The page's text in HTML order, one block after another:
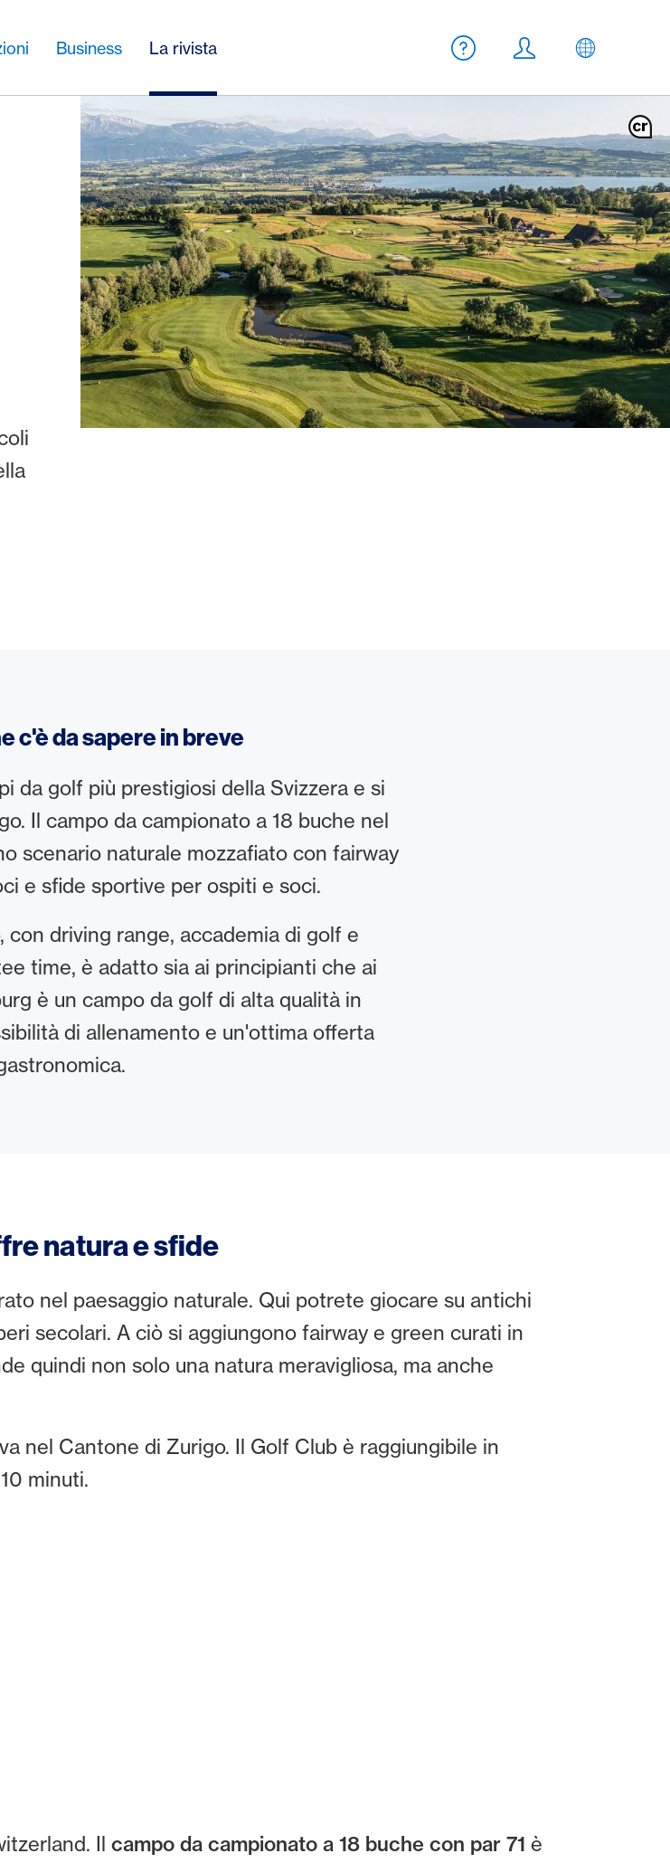
Business La rivista
Meta Navigation
Aiuto
Login IT
c'è da sapere in breve
da golf più prestigiosi della Svizzera e si
Il campo da campionato a 18 buche nel
scenario naturale mozzafiato con fairway
e sfide sportive per ospiti e soci.
con driving range, accademia di golf e
time, è adatto sia ai principianti che ai
è un campo da golf di alta qualità in
di allenamento e un'ottima offerta
natura e sfide
nel paesaggio naturale. Qui potrete giocare su antichi
secolari. A ciò si aggiungono fairway e green curati in
quindi non solo una natura meravigliosa, ma anche
nel Cantone di Zurigo. Il Golf Club è raggiungibile in
minuti.
Il campo da campionato a 18 buche con par 71 è